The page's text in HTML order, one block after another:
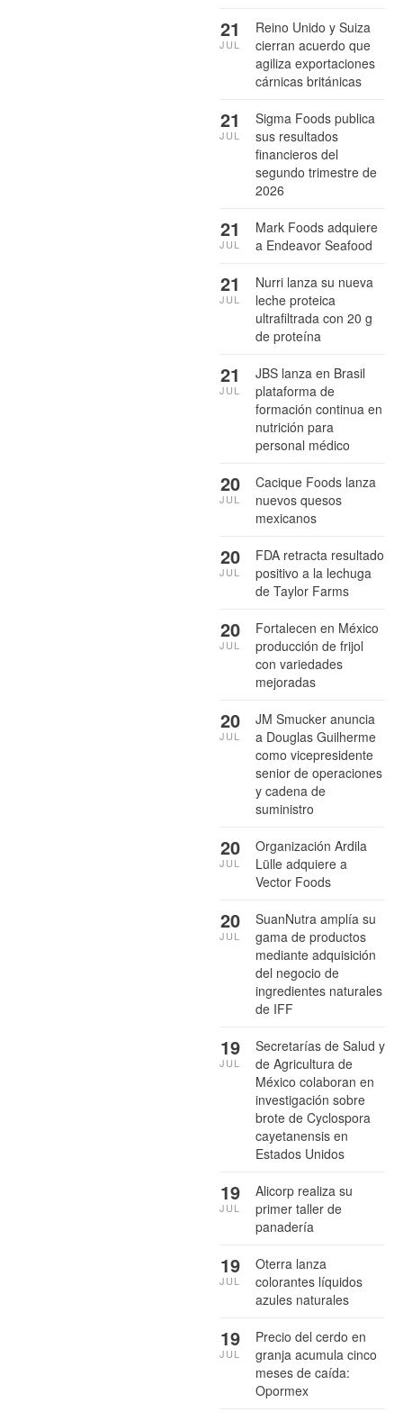
Reino Unido y Suiza
cierran acuerdo que
agiliza exportaciones
cárnicas británicas
21
JUL
Sigma Foods publica
sus resultados
financieros del
segundo trimestre de
2026
21
JUL
Mark Foods adquiere
a Endeavor Seafood
21
JUL
Nurri lanza su nueva
leche proteica
ultrafiltrada con 20 g
de proteína
21
JUL
JBS lanza en Brasil
plataforma de
formación continua en
nutrición para
personal médico
21
JUL
Cacique Foods lanza
nuevos quesos
mexicanos
20
JUL
FDA retracta resultado
positivo a la lechuga
de Taylor Farms
20
JUL
Fortalecen en México
producción de frijol
con variedades
mejoradas
20
JUL
JM Smucker anuncia
a Douglas Guilherme
como vicepresidente
senior de operaciones
y cadena de
suministro
20
JUL
Organización Ardila
Lülle adquiere a
Vector Foods
20
JUL
SuanNutra amplía su
gama de productos
mediante adquisición
del negocio de
ingredientes naturales
de IFF
20
JUL
Secretarías de Salud y
de Agricultura de
México colaboran en
investigación sobre
brote de Cyclospora
cayetanensis en
Estados Unidos
19
JUL
Alicorp realiza su
primer taller de
panadería
19
JUL
Oterra lanza
colorantes líquidos
azules naturales
19
JUL
Precio del cerdo en
granja acumula cinco
meses de caída:
Opormex
19
JUL